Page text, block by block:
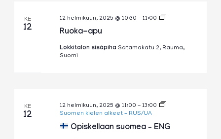
KE
12 Ruoka-apu
12 helmikuun, 2025 @ 10:30 - 11:00
Ruoka-
Lokkitalon sisäpiha Satamakatu 2, Rauma,
Suomi
KE
12
Opiskellaan suomea – ENG
12 helmikuun, 2025 @ 11:00 - 13:00
Suomen kielen alkeet – RUS/UA